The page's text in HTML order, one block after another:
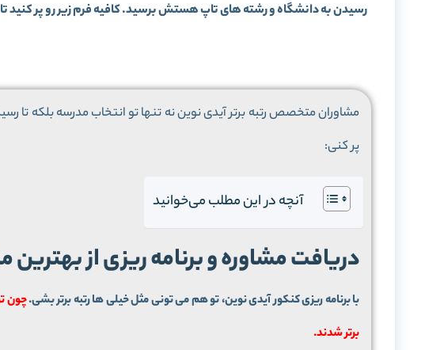
رسیدن به دانشگاه و رشته های تاپ هستش برسید. کافیه فرم زیر رو پر کنید
مشاوران متخصص رتبه برتر آیدی نوین نه تنها تو انتخاب مدرسه بلکه تا
پر کنی:
آنچه در این مطلب می‌خوانید
دریافت مشاوره و برنامه ریزی از
با برنامه ریزی کنکور آیدی نوین، تو هم می تونی مثل خیلی ها رتبه برتر بشی.
برتر شدند.